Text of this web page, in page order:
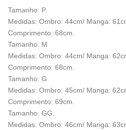
Tamanho: P.
Medidas: Ombro: 44cm/ Manga:
Comprimento: 68cm.
Tamanho: M
Medidas: Ombro: 44cm/ Manga:
Comprimento: 68cm.
Tamanho: G
Medidas: Ombro: 45cm/ Manga:
Comprimento: 69cm.
Tamanho: GG.
Medidas: Ombro: 46cm/ Manga: